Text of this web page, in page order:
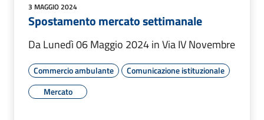
3 MAGGIO 2024
Spostamento mercato settimanale
Da Lunedì 06 Maggio 2024 in Via IV Novembre
Commercio ambulante
Comunicazione istituzionale
Mercato